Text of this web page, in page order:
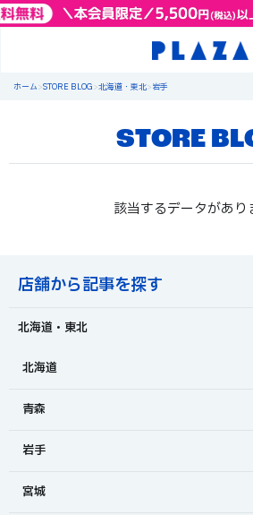
ホーム>STORE BLOG>北海道・東北>岩手
STORE
該当するデータがあり
店舗から記事を探す
北海道・東北
北海道
青森
岩手
宮城